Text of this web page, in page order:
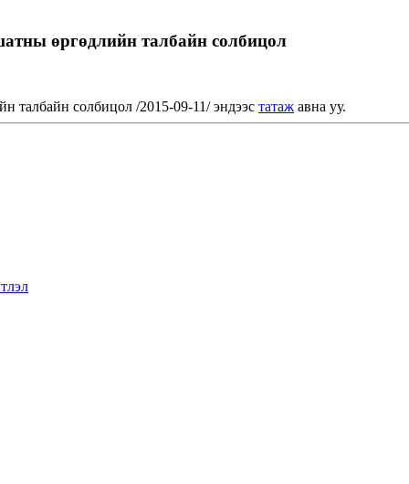
өргөдлийн талбайн солбицол
талбайн солбицол /2015-09-11/ эндээс татаж авна уу.